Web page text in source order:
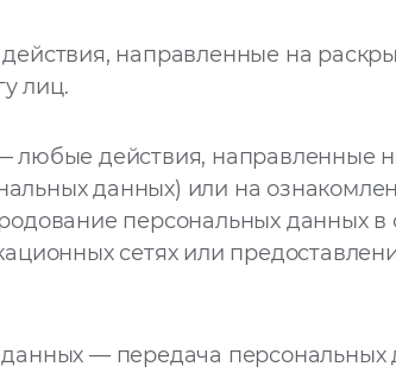
направленные на
лиц.
любые действия, направленные
данных) или на
персональных данных
сетях или
— передача